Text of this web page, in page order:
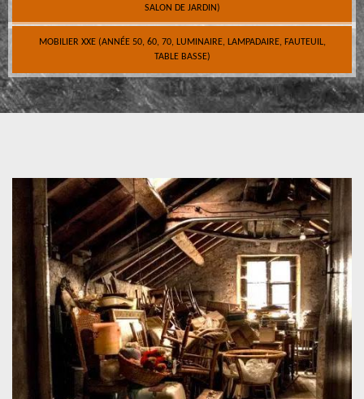
SALON DE JARDIN)
MOBILIER XXE (ANNÉE 50, 60, 70, LUMINAIRE, LAMPADAIRE, FAUTEUIL,
TABLE BASSE)